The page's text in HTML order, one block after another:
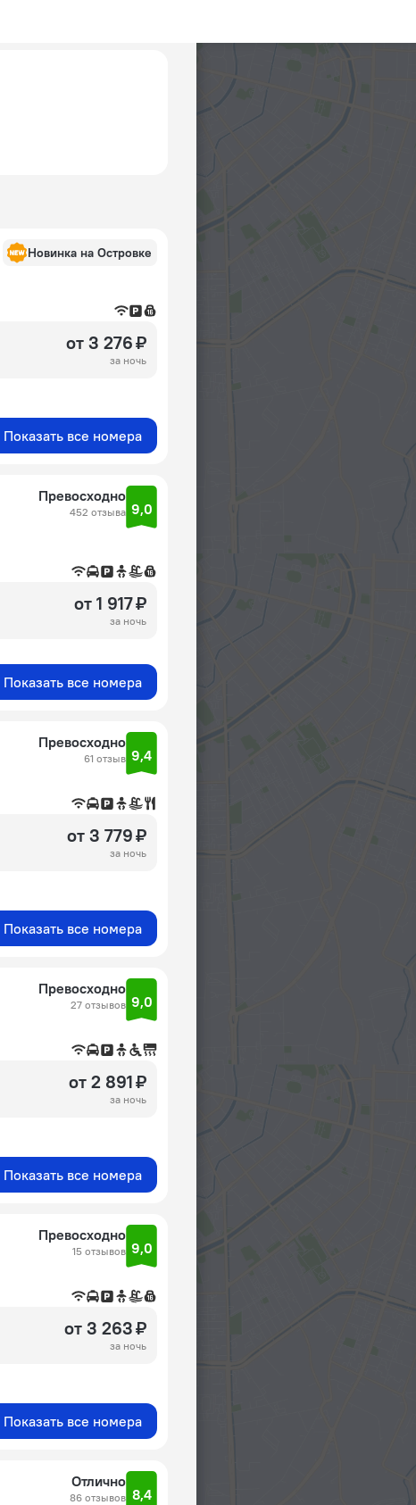
Новинка на Островке
от 3 276 ₽
за ночь
Показать все номера
Превосходно
452 отзыва 9,0
от 1 917 ₽
за ночь
Показать все номера
Превосходно
61 отзыв 9,4
от 3 779 ₽
за ночь
Показать все номера
Превосходно
27 отзывов 9,0
от 2 891 ₽
за ночь
Показать все номера
Превосходно
15 отзывов 9,0
от 3 263 ₽
за ночь
Показать все номера
Отлично
86 отзывов 8,4